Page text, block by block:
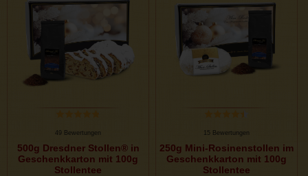
49 Bewertungen
500g Dresdner Stollen® in
Geschenkkarton mit 100g
Stollentee
15 Bewertungen
250g Mini-Rosinenstollen im
Geschenkkarton mit 100g
Stollentee